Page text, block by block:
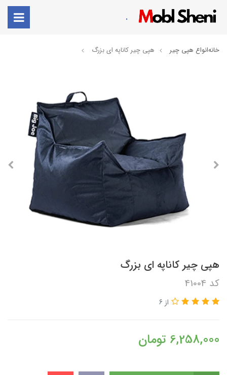
.
خانهانواع هپی چیر هپی چیر کاناپه ای بزرگ
هپی چیر کاناپه ای بزرگ
کد 41004
از 6
6,258,000 تومان